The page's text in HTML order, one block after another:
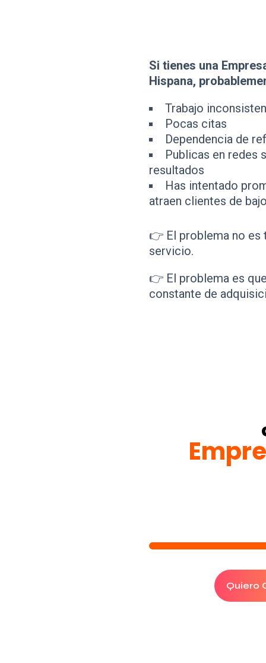
Si tienes una
Hispana,
Trabajo
Pocas citas
Dependencia de
Publicas en redes
resultados
Has intentado
atraen clientes de
👉 El problema no es
servicio.
👉 El problema es
constante de
Quiero